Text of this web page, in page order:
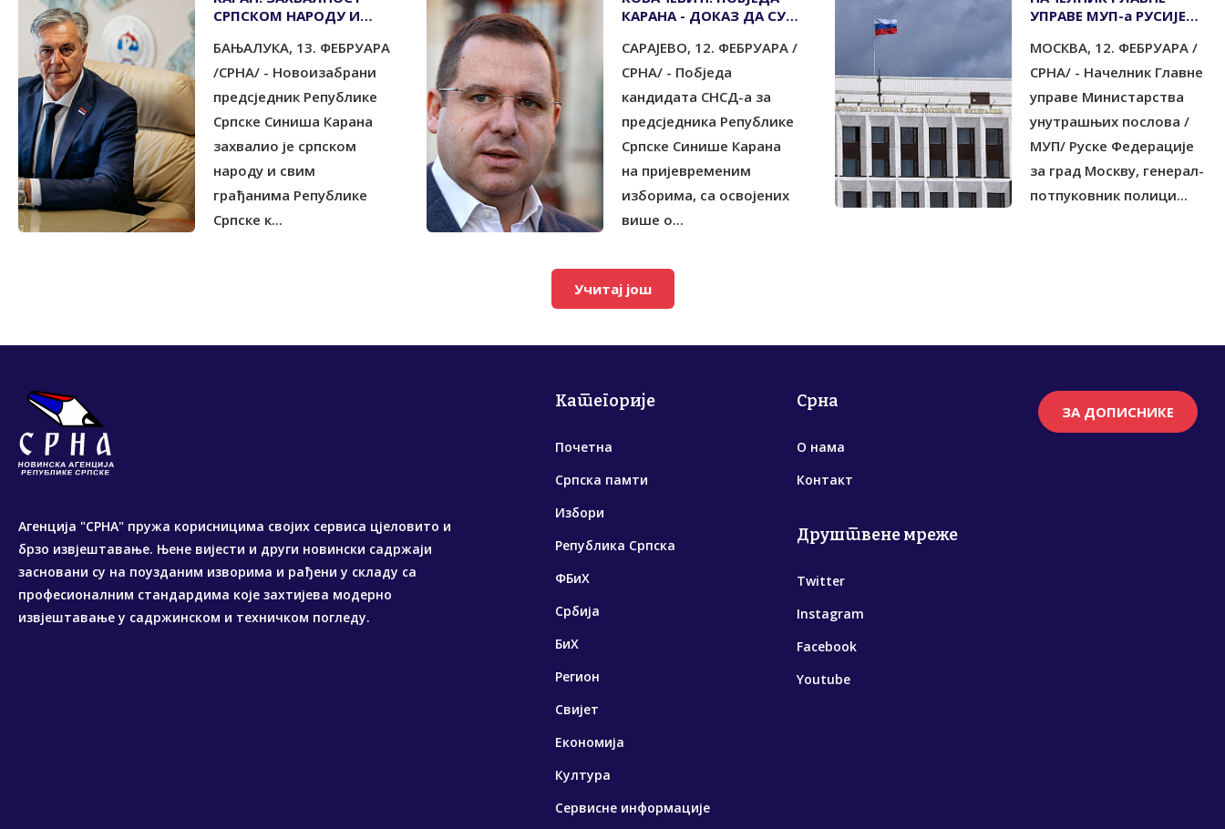
СРПСКОМ НАРОДУ И
СРПСКЕ КОЈИ СУ
ИЗАШЛИ НА ИЗБОРЕ
БАЊАЛУКА, 13. ФЕБРУАРА
/СРНА/ - Новоизабрани
предсједник Републике
Српске Синиша Карана
захвалио је српском
народу и свим
грађанима Републике
Српске к...
КАРАНА - ДОКАЗ ДА СУ
БРАНЕ СРПСКУ
САРАЈЕВО, 12. ФЕБРУАРА /
СРНА/ - Побједа
кандидата СНСД-а за
предсједника Републике
Српске Синише Карана
на пријевременим
изборима, са освојених
више о...
УПРАВЕ МУП-а РУСИЈЕ
ЧЕСТИТАО КАРАНУ
ИЗБОРНУ ПОБЈЕДУ
МОСКВА, 12. ФЕБРУАРА /
СРНА/ - Начелник Главне
управе Министарства
унутрашњих послова /
МУП/ Руске Федерације
за град Москву, генерал-
потпуковник полици...
Учитај још
Агенција "СРНА" пружа корисницима својих сервиса цјеловито и
брзо извјештавање. Њене вијести и други новински садржаји
засновани су на поузданим изворима и рађени у складу са
професионалним стандардима које захтијева модерно
извјештавање у садржинском и техничком погледу.
Категорије
Почетна
Српска памти
Избори
Република Српска
ФБиХ
Србија
БиХ
Регион
Свијет
Економија
Култура
Сервисне информације
Срна
О нама
Контакт
Друштвене мреже
Twitter
Instagram
Facebook
Youtube
ЗА ДОПИСНИКЕ